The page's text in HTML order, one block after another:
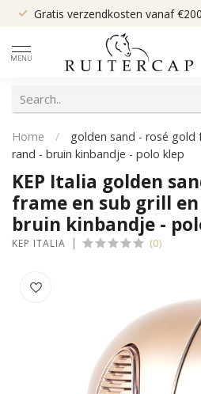
Gratis verzendkosten vanaf
MENU
Home /
golden sand - rosé gold
rand - bruin kinbandje - polo klep
KEP Italia golden
frame en sub grill
bruin kinbandje -
KEP ITALIA (0)